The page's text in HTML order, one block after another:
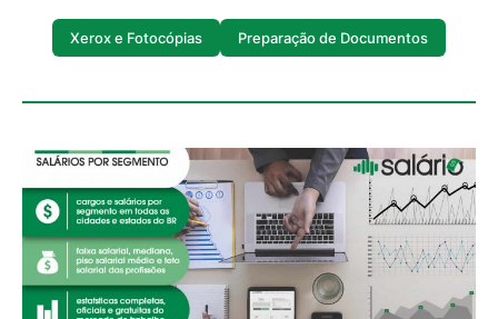
Xerox e Fotocópias Preparação de Documentos